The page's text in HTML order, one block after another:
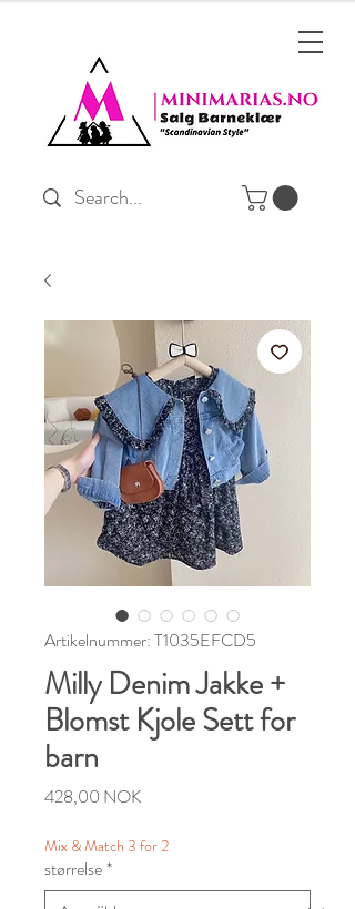
Artikelnummer: T1035EFCD5
Milly Denim Jakke +
Blomst Kjole Sett for
barn
428,00 NOKPreis
Mix & Match 3 for 2
størrelse*